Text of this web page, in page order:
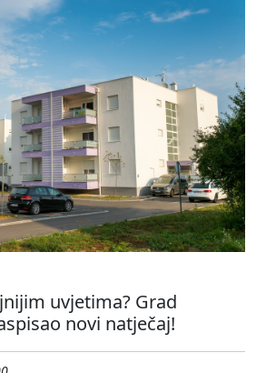
uvjetima? Grad
novi natječaj!